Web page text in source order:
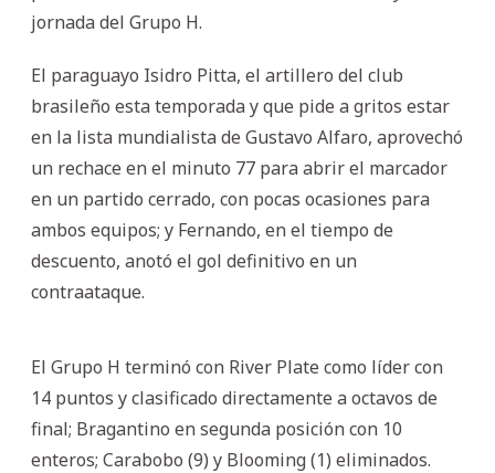
jornada del Grupo H.
El paraguayo Isidro Pitta, el artillero del club
brasileño esta temporada y que pide a gritos estar
en la lista mundialista de Gustavo Alfaro, aprovechó
un rechace en el minuto 77 para abrir el marcador
en un partido cerrado, con pocas ocasiones para
ambos equipos; y Fernando, en el tiempo de
descuento, anotó el gol definitivo en un
contraataque.
El Grupo H terminó con River Plate como líder con
14 puntos y clasificado directamente a octavos de
final; Bragantino en segunda posición con 10
enteros; Carabobo (9) y Blooming (1) eliminados.